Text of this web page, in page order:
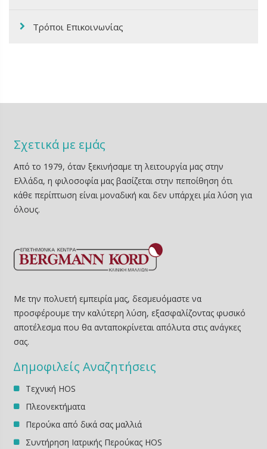
Τρόποι Επικοινωνίας
Σχετικά με εμάς
Από το 1979, όταν ξεκινήσαμε τη λειτουργία μας στην
Ελλάδα, η φιλοσοφία μας βασίζεται στην πεποίθηση ότι
κάθε περίπτωση είναι μοναδική και δεν υπάρχει μία λύση για
όλους.
Με την πολυετή εμπειρία μας, δεσμευόμαστε να
προσφέρουμε την καλύτερη λύση, εξασφαλίζοντας φυσικό
αποτέλεσμα που θα ανταποκρίνεται απόλυτα στις ανάγκες
σας.
∆ημοφιλείς Αναζητήσεις
Τεχνική HOS
Πλεονεκτήματα
Περούκα από δικά σας μαλλιά
Συντήρηση Ιατρικής Περούκας HOS